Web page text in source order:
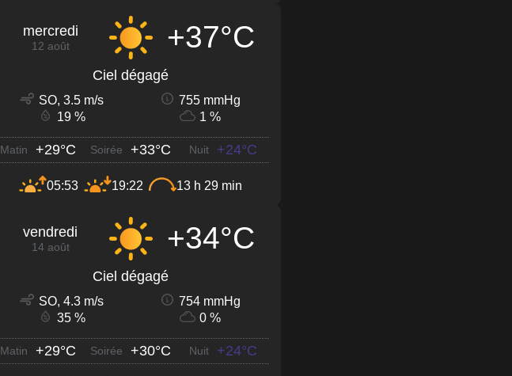
mercredi
12 août +37°C
Ciel dégagé
SO, 3.5 m/s
755 mmHg
19 %
1 %
Matin +29°C Soirée +33°C Nuit +24°C
05:53 19:22 13 h 29 min
vendredi
14 août +34°C
Ciel dégagé
SO, 4.3 m/s
754 mmHg
35 %
0 %
Matin +29°C Soirée +30°C Nuit +24°C